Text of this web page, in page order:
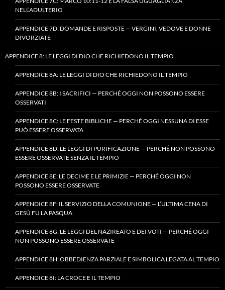
NELL’ADULTERIO
APPENDICE 7D: DOMANDE E RISPOSTE — VERGINI, VEDOVE E DONNE
DIVORZIATE
APPENDICE 8: LE LEGGI DI DIO CHE RICHIEDONO IL TEMPIO
APPENDICE 8A: LE LEGGI DI DIO CHE RICHIEDONO IL TEMPIO
APPENDICE 8B: I SACRIFICI — PERCHÉ OGGI NON POSSONO ESSERE
OSSERVATI
APPENDICE 8C: LE FESTE BIBLICHE — PERCHÉ OGGI NESSUNA DI ESSE
PUÒ ESSERE OSSERVATA
APPENDICE 8D: LE LEGGI DI PURIFICAZIONE — PERCHÉ NON POSSONO
ESSERE OSSERVATE SENZA IL TEMPIO
APPENDICE 8E: LE DECIME E LE PRIMIZIE — PERCHÉ OGGI NON
POSSONO ESSERE OSSERVATE
APPENDICE 8F: IL SERVIZIO DELLA COMUNIONE — L’ULTIMA CENA DI
GESÙ FU LA PASQUA
APPENDICE 8G: LE LEGGI DEL NAZIREATO E DEI VOTI — PERCHÉ OGGI
NON POSSONO ESSERE OSSERVATE
APPENDICE 8H: OBBEDIENZA PARZIALE E SIMBOLICA LEGATA AL TEMPIO
APPENDICE 8I: LA CROCE E IL TEMPIO